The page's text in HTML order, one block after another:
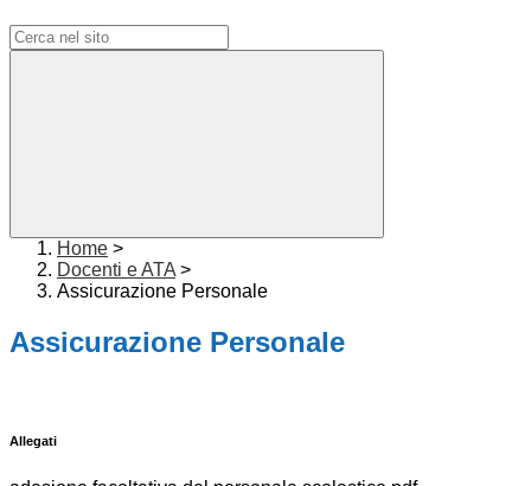
Home >
Docenti e ATA >
Assicurazione Personale
Assicurazione Personale
Allegati